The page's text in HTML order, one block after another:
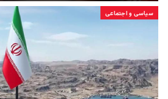
سیاسی و اجتماعی